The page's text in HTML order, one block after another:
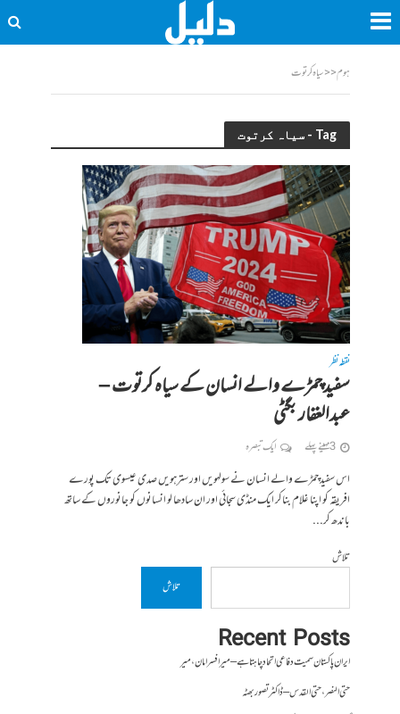
ہوم<<سیاہ کرتوت
Tag - سیاہ کرتوت
نقطہ نظر
سفید چمڑے والے انسان کے سیاہ کرتوت –
عبدالغفار بگٹی
3 مہینے پہلے ایک تبصرہ
اس سفید چمڑے والے انسان نے سولہویں اور سترہویں صدی عیسوی تک پورے
افریقہ کو اپنا غلام بناکر ایک منڈی سجائی اور ان سادھا لو انسانوں کو جانوروں کے ساتھ
باندھ کر...
تلاش
تلاش
Recent Posts
ایران پاکستان سمیت دفاعی اتحاد چاہتا ہے – میر افسر امان،میر
حتی النصر ، حتی القدس – ڈاکٹر تصور بھٹہ